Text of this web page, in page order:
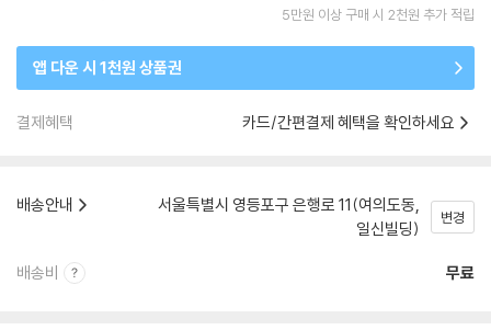
5만원 이상 구매 시 2천원 추가 적립
앱 다운 시 1천원 상품권
결제혜택 카드/간편결제 혜택을 확인하세요
배송안내
서울특별시 영등포구 은행로 11(여의도동,
일신빌딩)
변경
배송비 무료